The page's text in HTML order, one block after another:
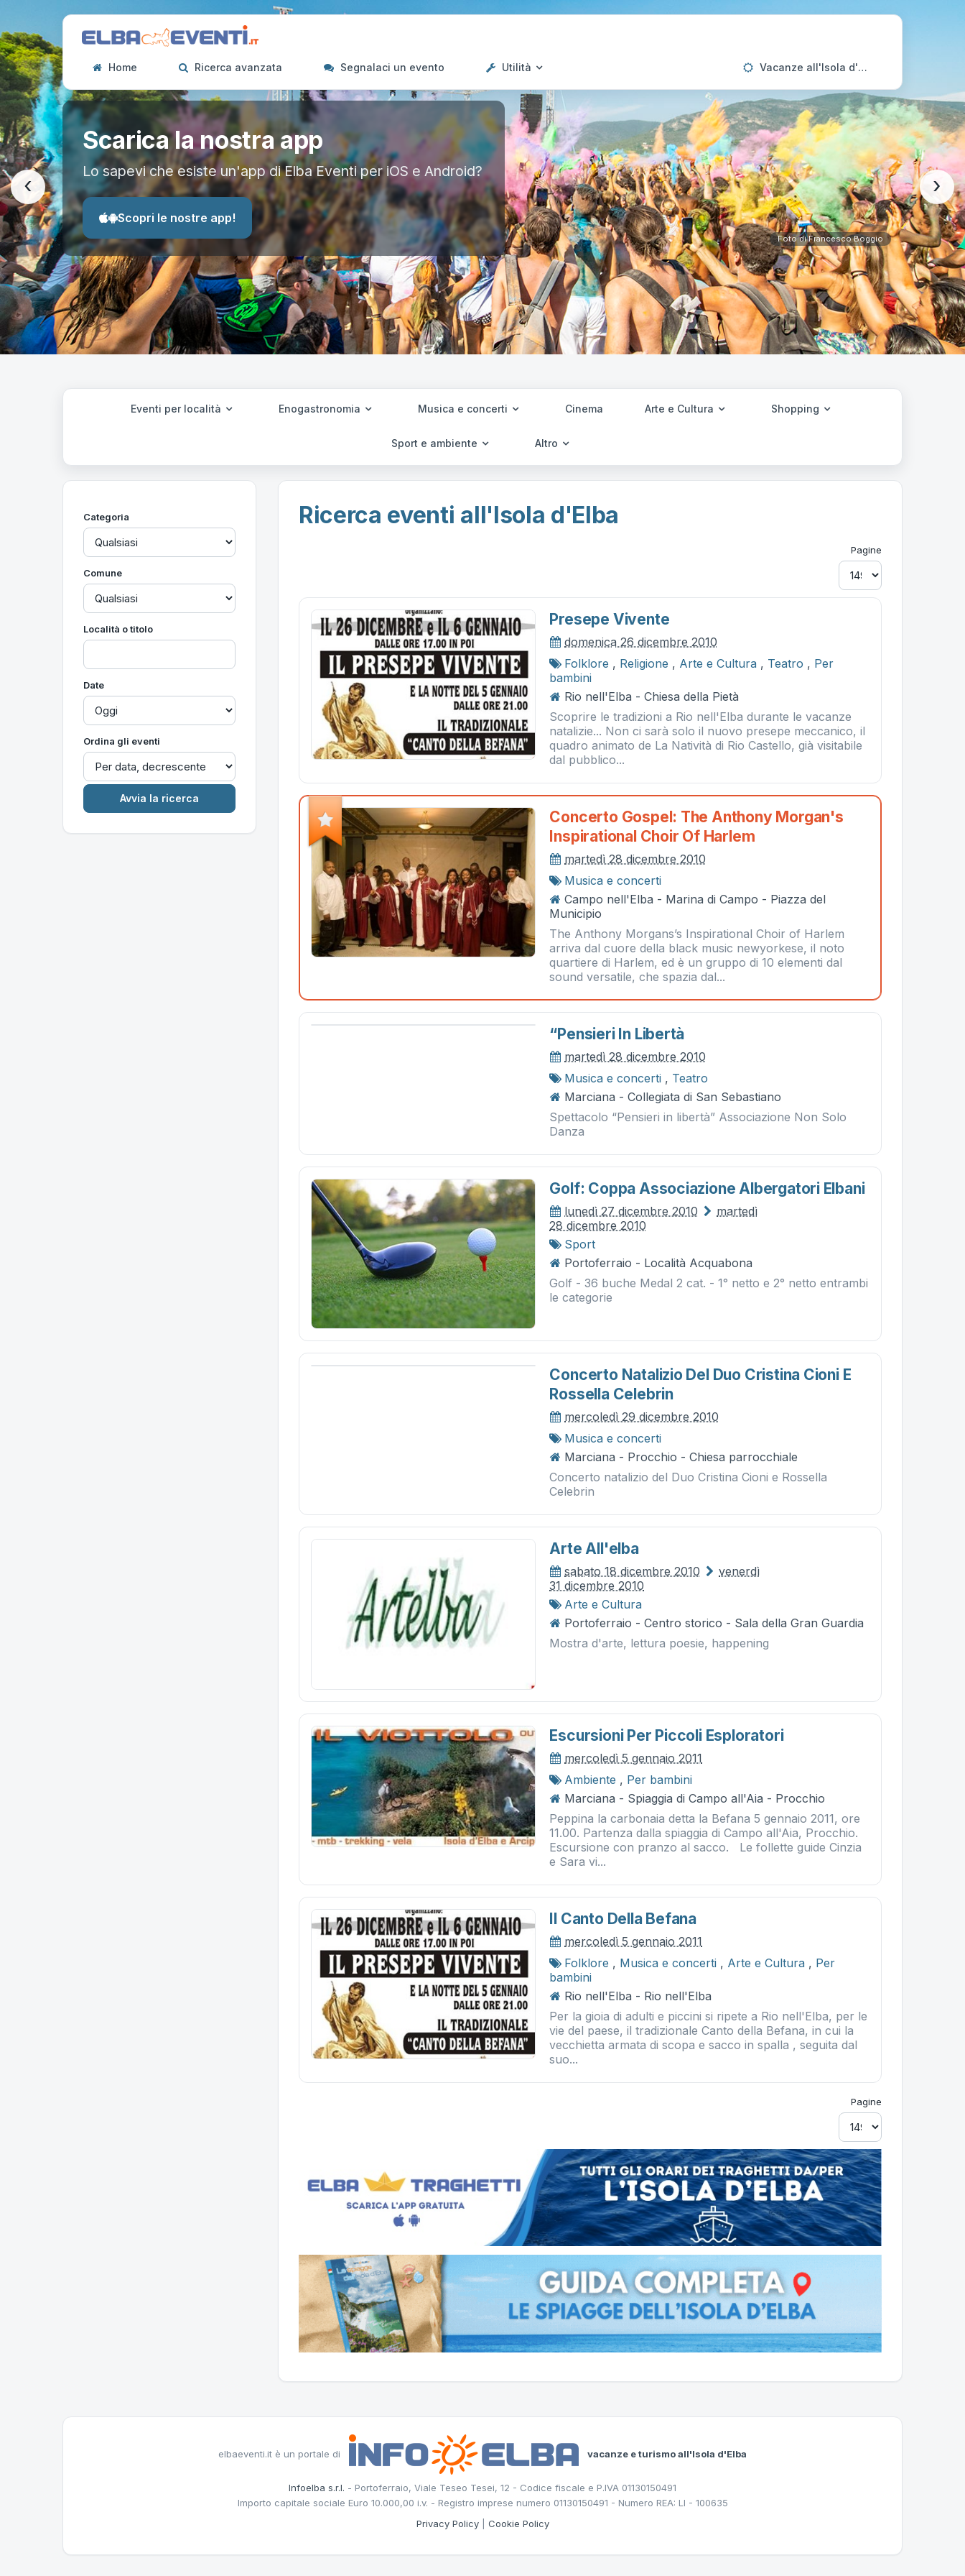
Home Ricerca avanzata Segnalaci un evento Utilità Vacanze all'Isola d'Elba
Scarica la nostra app
Lo sapevi che esiste un'app di Elba Eventi per iOS e Android?
Scopri le nostre app!
Foto di Francesco Boggio
‹ ›
Eventi per località Enogastronomia Musica e concerti Cinema Arte e Cultura Shopping
Sport e ambiente Altro
Categoria
Comune
Località o titolo
Date
Ordina gli eventi
Ricerca eventi all'Isola d'Elba
Pagine
Presepe Vivente
domenica 26 dicembre 2010
Folklore , Religione , Arte e Cultura , Teatro , Per
bambini
Rio nell'Elba - Chiesa della Pietà
Scoprire le tradizioni a Rio nell'Elba durante le vacanze
natalizie... Non ci sarà solo il nuovo presepe meccanico, il
quadro animato de La Natività di Rio Castello, già visitabile
dal pubblico...
Concerto Gospel: The Anthony Morgan's
Inspirational Choir Of Harlem
martedì 28 dicembre 2010
Musica e concerti
Campo nell'Elba - Marina di Campo - Piazza del
Municipio
The Anthony Morgans’s Inspirational Choir of Harlem
arriva dal cuore della black music newyorkese, il noto
quartiere di Harlem, ed è un gruppo di 10 elementi dal
sound versatile, che spazia dal...
“pensieri In Libertà
martedì 28 dicembre 2010
Musica e concerti , Teatro
Marciana - Collegiata di San Sebastiano
Spettacolo “Pensieri in libertà” Associazione Non Solo
Danza
Golf: Coppa Associazione Albergatori Elbani
lunedì 27 dicembre 2010
martedì
28 dicembre 2010
Sport
Portoferraio - Località Acquabona
Golf - 36 buche Medal 2 cat. - 1° netto e 2° netto entrambi
le categorie
Concerto Natalizio Del Duo Cristina Cioni E
Rossella Celebrin
mercoledì 29 dicembre 2010
Musica e concerti
Marciana - Procchio - Chiesa parrocchiale
Concerto natalizio del Duo Cristina Cioni e Rossella
Celebrin
Arte All'elba
sabato 18 dicembre 2010
venerdì
31 dicembre 2010
Arte e Cultura
Portoferraio - Centro storico - Sala della Gran Guardia
Mostra d'arte, lettura poesie, happening
Escursioni Per Piccoli Esploratori
mercoledì 5 gennaio 2011
Ambiente , Per bambini
Marciana - Spiaggia di Campo all'Aia - Procchio
Peppina la carbonaia detta la Befana 5 gennaio 2011, ore
11.00. Partenza dalla spiaggia di Campo all'Aia, Procchio.
Escursione con pranzo al sacco. Le follette guide Cinzia
e Sara vi...
Il Canto Della Befana
mercoledì 5 gennaio 2011
Folklore , Musica e concerti , Arte e Cultura , Per
bambini
Rio nell'Elba - Rio nell'Elba
Per la gioia di adulti e piccini si ripete a Rio nell'Elba, per le
vie del paese, il tradizionale Canto della Befana, in cui la
vecchietta armata di scopa e sacco in spalla , seguita dal
suo...
Pagine
elbaeventi.it è un portale di vacanze e turismo all'Isola d'Elba
Infoelba s.r.l. - Portoferraio, Viale Teseo Tesei, 12 - Codice fiscale e P.IVA 01130150491
Importo capitale sociale Euro 10.000,00 i.v. - Registro imprese numero 01130150491 - Numero REA: LI - 100635
Privacy Policy| Cookie Policy